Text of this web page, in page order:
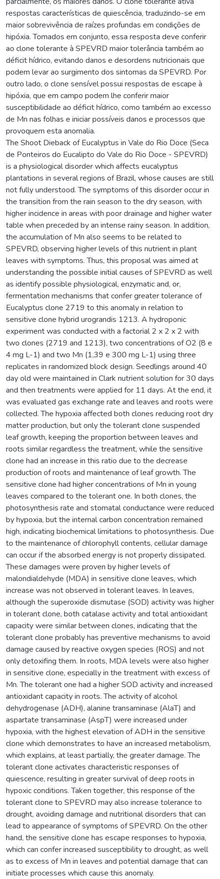
respostas características de quiescência, traduzindo-se em
maior sobrevivência de raízes profundas em condições de
hipóxia. Tomados em conjunto, essa resposta deve conferir
ao clone tolerante à SPEVRD maior tolerância também ao
déficit hídrico, evitando danos e desordens nutricionais que
podem levar ao surgimento dos sintomas da SPEVRD. Por
outro lado, o clone sensível possui respostas de escape à
hipóxia, que em campo podem lhe conferir maior
susceptibilidade ao déficit hídrico, como também ao excesso
de Mn nas folhas e iniciar possíveis danos e processos que
provoquem esta anomalia.
The Shoot Dieback of Eucalyptus in Vale do Rio Doce (Seca
de Ponteiros do Eucalipto do Vale do Rio Doce - SPEVRD)
is a physiological disorder which affects eucalyptus
plantations in several regions of Brazil, whose causes are still
not fully understood. The symptoms of this disorder occur in
the transition from the rain season to the dry season, with
higher incidence in areas with poor drainage and higher water
table when preceded by an intense rainy season. In addition,
the accumulation of Mn also seems to be related to
SPEVRD, observing higher levels of this nutrient in plant
leaves with symptoms. Thus, this proposal was aimed at
understanding the possible initial causes of SPEVRD as well
as identify possible physiological, enzymatic and, or,
fermentation mechanisms that confer greater tolerance of
Eucalyptus clone 2719 to this anomaly in relation to
sensitive clone hybrid urograndis 1213. A hydroponic
experiment was conducted with a factorial 2 x 2 x 2 with
two clones (2719 and 1213), two concentrations of O2 (8 e
4 mg L-1) and two Mn (1,39 e 300 mg L-1) using three
replicates in randomized block design. Seedlings around 40
day old were maintained in Clark nutrient solution for 30 days
and then treatments were applied for 11 days. At the end, it
was evaluated gas exchange rate and leaves and roots were
collected. The hypoxia affected both clones reducing root dry
matter production, but only the tolerant clone suspended
leaf growth, keeping the proportion between leaves and
roots similar regardless the treatment, while the sensitive
clone had an increase in this ratio due to the decrease
production of roots and maintenance of leaf growth. The
sensitive clone had higher concentrations of Mn in young
leaves compared to the tolerant one. In both clones, the
photosynthesis rate and stomatal conductance were reduced
by hypoxia, but the internal carbon concentration remained
high, indicating biochemical limitations to photosynthesis. Due
to the maintenance of chlorophyll contents, cellular damage
can occur if the absorbed energy is not properly dissipated.
These damages were proven by higher levels of
malondialdehyde (MDA) in sensitive clone leaves, which
increase was not observed in tolerant leaves. In leaves,
although the superoxide dismutase (SOD) activity was higher
in tolerant clone, both catalase activity and total antioxidant
capacity were similar between clones, indicating that the
tolerant clone probably has preventive mechanisms to avoid
damage caused by reactive oxygen species (ROS) and not
only detoxifing them. In roots, MDA levels were also higher
in sensitive clone, especially in the treatment with excess of
Mn. The tolerant one had a higher SOD activity and increased
antioxidant capacity in roots. The activity of alcohol
dehydrogenase (ADH), alanine transaminase (AlaT) and
aspartate transaminase (AspT) were increased under
hypoxia, with the highest elevation of ADH in the sensitive
clone which demonstrates to have an increased metabolism,
which explains, at least partially, the greater damage. The
tolerant clone activates characteristic responses of
quiescence, resulting in greater survival of deep roots in
hypoxic conditions. Taken together, this response of the
tolerant clone to SPEVRD may also increase tolerance to
drought, avoiding damage and nutritional disorders that can
lead to appearance of symptoms of SPEVRD. On the other
hand, the sensitive clone has escape responses to hypoxia,
which can confer increased susceptibility to drought, as well
as to excess of Mn in leaves and potential damage that can
initiate processes which cause this anomaly.